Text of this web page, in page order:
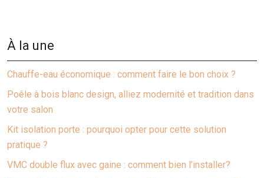
À la une
Chauffe-eau économique : comment faire le bon choix ?
Poêle à bois blanc design, alliez modernité et tradition dans
votre salon
Kit isolation porte : pourquoi opter pour cette solution
pratique ?
VMC double flux avec gaine : comment bien l’installer?